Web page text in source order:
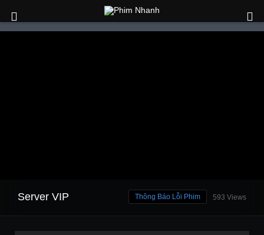
Server VIP 593 Views
Thông Báo Lỗi Phim